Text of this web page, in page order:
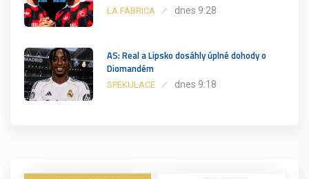
LA FÁBRICA dnes 9:28
AS: Real a Lipsko dosáhly úplné dohody o
Diomandém
SPEKULACE dnes 9:18